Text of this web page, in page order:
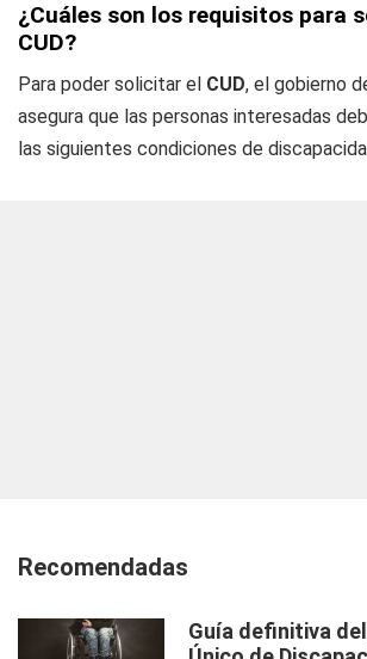
¿Cuáles son los requisitos para
CUD?
Para poder solicitar el CUD, el gobierno
asegura que las personas interesadas
las siguientes condiciones de
Recomendadas
Guía definitiva